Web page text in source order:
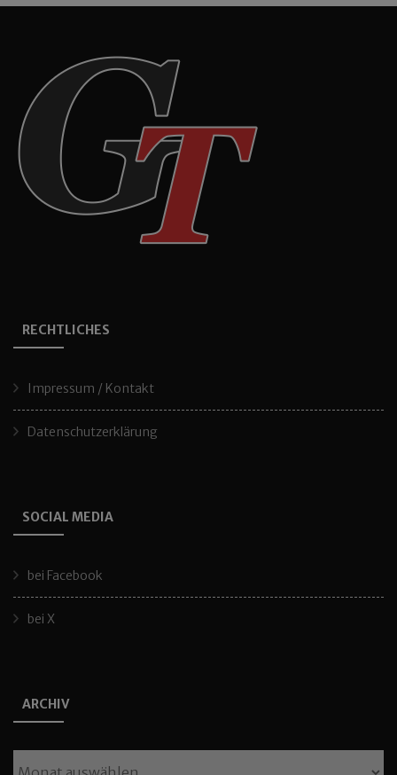
RECHTLICHES
Impressum / Kontakt
Datenschutzerklärung
SOCIAL MEDIA
bei Facebook
bei X
ARCHIV